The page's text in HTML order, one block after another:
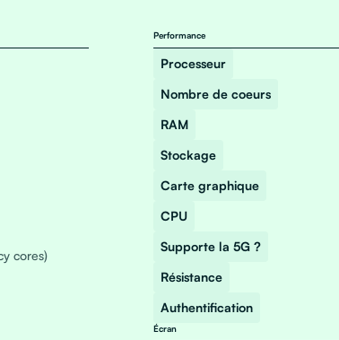
cores)
Performance
Processeur
Nombre de coeurs
RAM
Stockage
Carte graphique
CPU
Supporte la 5G ?
Résistance
Authentification
Écran